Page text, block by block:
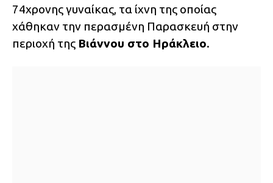
74χρονης γυναίκας, τα ίχνη της οποίας
χάθηκαν την περασμένη Παρασκευή στην
περιοχή της Βιάννου στο Ηράκλειο.